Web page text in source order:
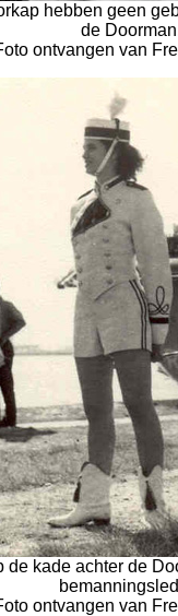
hebben geen
de
ontvangen van
de kade achter de
ontvangen van